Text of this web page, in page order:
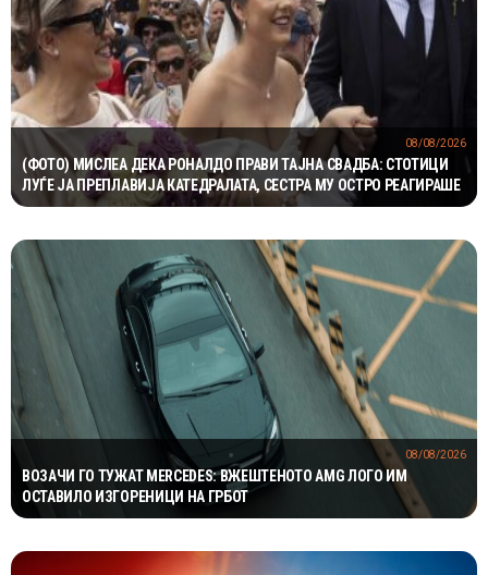
(ФОТО) МИСЛЕА ДЕКА РОНАЛДО ПРАВИ ТАЈНА СВАДБА: СТОТИЦИ
ЛУЃЕ ЈА ПРЕПЛАВИЈА КАТЕДРАЛАТА, СЕСТРА МУ ОСТРО РЕАГИРАШЕ
08/08/2026
ВОЗАЧИ ГО ТУЖАТ MERCEDES: ВЖЕШТЕНОТО AMG ЛОГО ИМ
ОСТАВИЛО ИЗГОРЕНИЦИ НА ГРБОТ
08/08/2026